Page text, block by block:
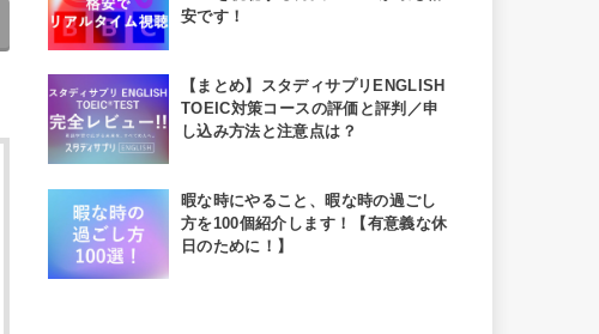
安です！
【まとめ】スタディサプリENGLISH
TOEIC対策コースの評価と評判／申
し込み方法と注意点は？
暇な時にやること、暇な時の過ごし
方を100個紹介します！【有意義な休
日のために！】